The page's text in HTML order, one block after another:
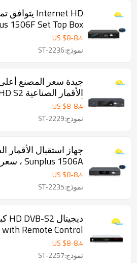
1506F Set Top Box
US $8-8.4
نموذج:ST-2236
جيدة سعر المصنع
أعلى مربع
US $8-8.4
نموذج:ST-2229
جهاز استقبال الأقمار
Air Set Top Box
US $8-8.4
نموذج:ST-2235
with Remote Control
US $8-8.4
نموذج:ST-2257